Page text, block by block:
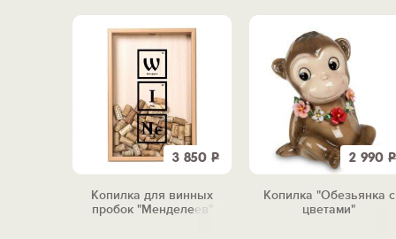
3 850 Р
Копилка для винных
пробок "Менделеев"
2 990 Р
Копилка "Обезьянка с
цветами"